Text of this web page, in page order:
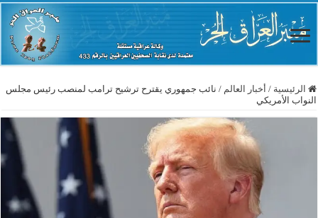
الرئيسية / أخبار العالم / نائب جمهوري يقترح ترشيح ترامب لمنصب رئيس مجلس
النواب الأمريكي